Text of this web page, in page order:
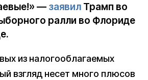
— заявил Трамп во
ралли во Флориде
из налогооблагаемых
взгляд несет много плюсов